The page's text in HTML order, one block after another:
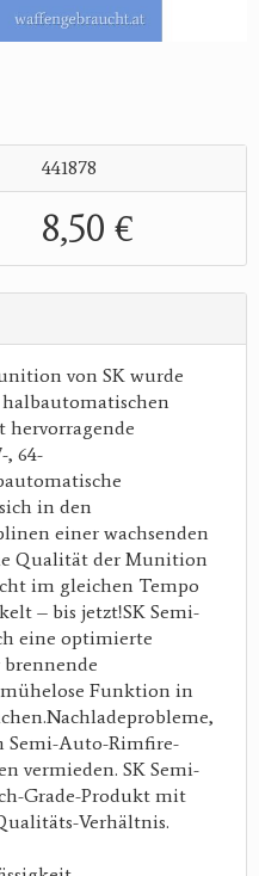
441878
8,50 €
von SK wurde
halbautomatischen
, 64-
in den
einer wachsenden
Qualität der Munition
im gleichen Tempo
– bis jetzt!SK Semi-
eine optimierte
Funktion in
Semi-Auto-Rimfire-
vermieden. SK Semi-
Grade-Produkt mit
Verhältnis.